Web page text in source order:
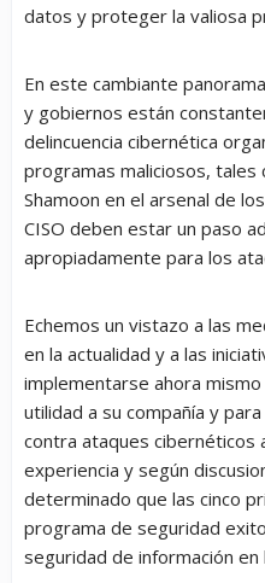
datos y proteger la valiosa
En este cambiante
y gobiernos están
delincuencia cibernética
programas maliciosos, tales
Shamoon en el arsenal de
CISO deben estar un paso
apropiadamente para los
Echemos un vistazo a las
en la actualidad y a las
implementarse ahora
utilidad a su compañía y
contra ataques cibernéticos
experiencia y según
determinado que las cinco
programa de seguridad
seguridad de información en